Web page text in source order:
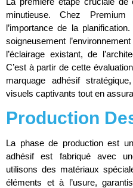
minutieuse. Chez
l’importance de la
soigneusement
l’éclairage existant, de
C’est à partir de cette
marquage adhésif
visuels captivants tout en
Production
La phase de production est
adhésif est fabriqué avec
utilisons des matériaux
éléments et à l’usure,